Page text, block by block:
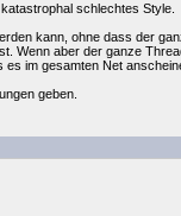
schlechtes Style.
kann, ohne dass der
Wenn aber der ganze
im gesamten Net
geben.